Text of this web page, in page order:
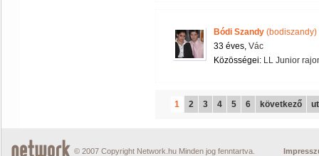
Bódi Szandy (bodiszandy)
33 éves, Vác
Közösségei: LL Junior
1 2 3 4 5 6 következő
© 2007 Copyright Network.hu Minden jog fenntartva.